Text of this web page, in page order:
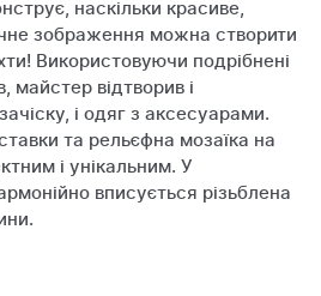
наскільки красиве,
зображення можна створити
Використовуючи подрібнені
майстер відтворив і
зачіску, і одяг з аксесуарами.
та рельєфна мозаїка на
і унікальним. У
вписується різьблена